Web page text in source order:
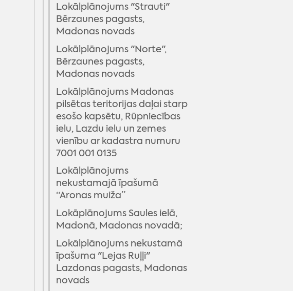
Lokālplānojums "Strauti"
Bērzaunes pagasts,
Madonas novads
Lokālplānojums "Norte",
Bērzaunes pagasts,
Madonas novads
Lokālplānojums Madonas
pilsētas teritorijas daļai starp
esošo kapsētu, Rūpniecības
ielu, Lazdu ielu un zemes
vienību ar kadastra numuru
7001 001 0135
Lokālplānojums
nekustamajā īpašumā
“Aronas muiža”
Lokāplānojums Saules ielā,
Madonā, Madonas novadā;
Lokālplānojums nekustamā
īpašuma "Lejas Ruļļi"
Lazdonas pagasts, Madonas
novads